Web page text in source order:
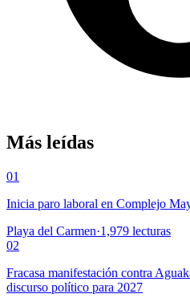
Más leídas
01
Inicia paro laboral en Complejo
Playa del Carmen·1,979 lecturas
02
Fracasa manifestación contra
discurso político para 2027